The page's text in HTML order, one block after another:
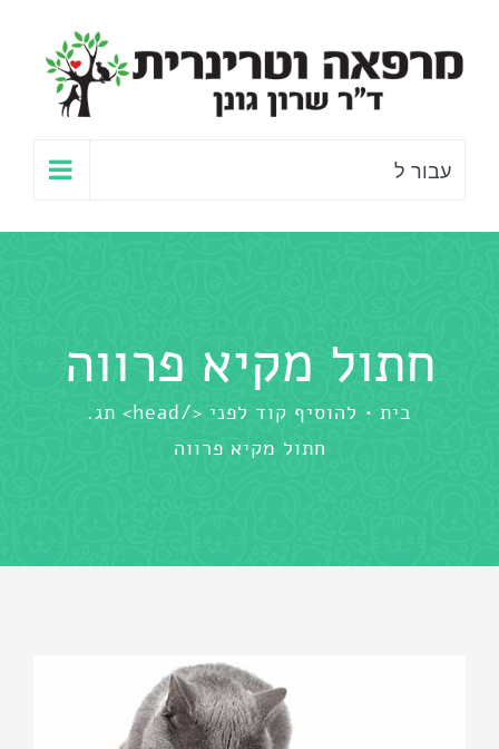
לתוכן
עבור ל
חתול מקיא פרווה
בית
להוסיף קוד לפני </head> תג.
חתול מקיא פרווה